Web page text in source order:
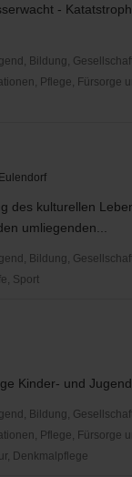
-
Bildung,
Pflege, Fürsorge
des kulturellen
umliegenden...
Bildung,
Sport
Kinder- und
Bildung,
Pflege, Fürsorge
Denkmalpflege